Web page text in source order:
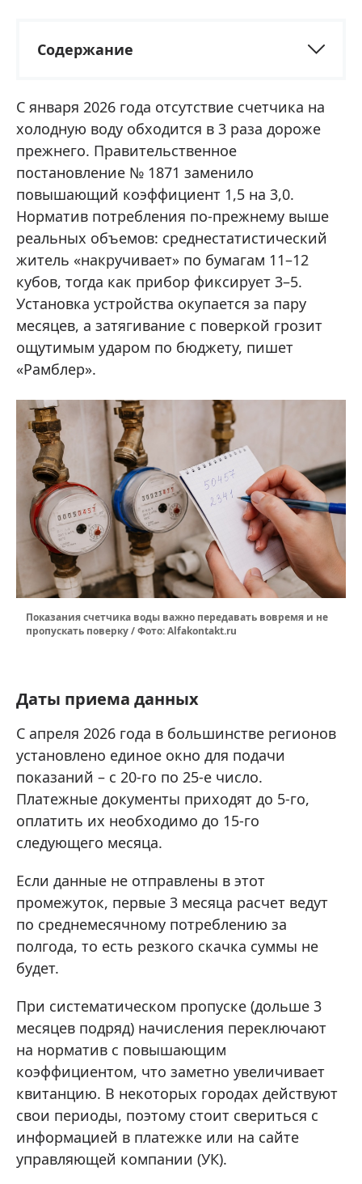
Содержание
С января 2026 года отсутствие счетчика на
холодную воду обходится в 3 раза дороже
прежнего. Правительственное
постановление № 1871 заменило
повышающий коэффициент 1,5 на 3,0.
Норматив потребления по‑прежнему выше
реальных объемов: среднестатистический
житель «накручивает» по бумагам 11–12
кубов, тогда как прибор фиксирует 3–5.
Установка устройства окупается за пару
месяцев, а затягивание с поверкой грозит
ощутимым ударом по бюджету, пишет
«Рамблер».
Показания счетчика воды важно передавать вовремя и не
пропускать поверку / Фото: Alfakontakt.ru
Даты приема данных
С апреля 2026 года в большинстве регионов
установлено единое окно для подачи
показаний – с 20-го по 25-е число.
Платежные документы приходят до 5‑го,
оплатить их необходимо до 15‑го
следующего месяца.
Если данные не отправлены в этот
промежуток, первые 3 месяца расчет ведут
по среднемесячному потреблению за
полгода, то есть резкого скачка суммы не
будет.
При систематическом пропуске (дольше 3
месяцев подряд) начисления переключают
на норматив с повышающим
коэффициентом, что заметно увеличивает
квитанцию. В некоторых городах действуют
свои периоды, поэтому стоит свериться с
информацией в платежке или на сайте
управляющей компании (УК).